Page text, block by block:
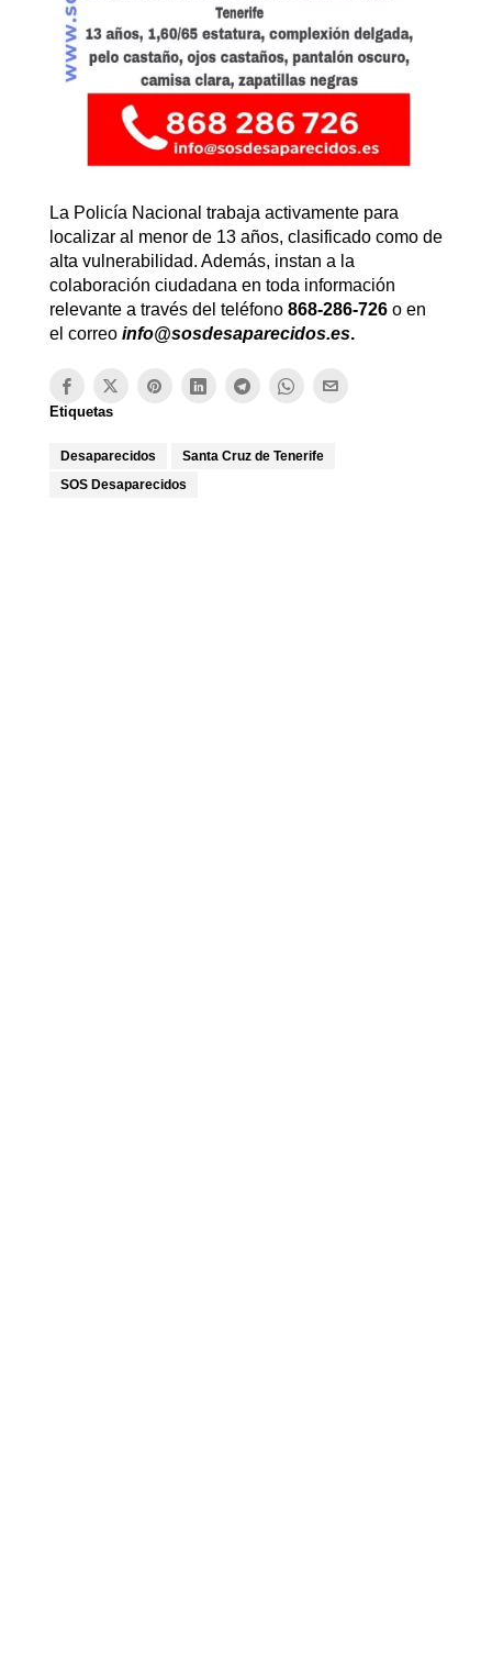
La Policía Nacional trabaja activamente para
localizar al menor de 13 años, clasificado como de
alta vulnerabilidad. Además, instan a la
colaboración ciudadana en toda información
relevante a través del teléfono 868-286-726o en
el correo info@sosdesaparecidos.es.
Etiquetas
Desaparecidos
Santa Cruz de Tenerife
SOS Desaparecidos